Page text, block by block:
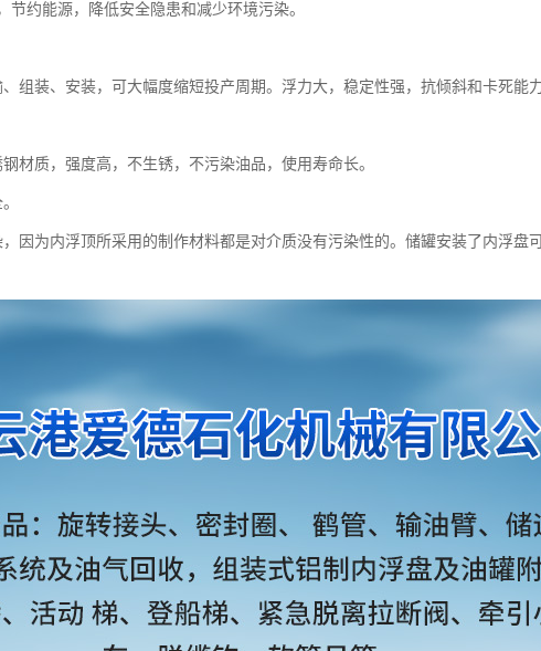
约能源，降低安全隐患和减少环境污染。
组装、安装，可大幅度缩短投产周期。浮力大，稳定性强，抗倾斜和卡死能
材质，强度高，不生锈，不污染油品，使用寿命长。
因为内浮顶所采用的制作材料都是对介质没有污染性的。储罐安装了内浮盘